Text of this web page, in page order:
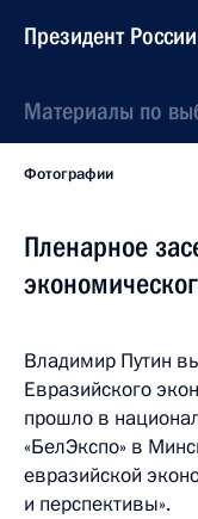
Президент России
Материалы по
Фотографии
Пленарное
Владимир Путин
Евразийского
прошло в
«БелЭкспо» в
евразийской
и перспективы».